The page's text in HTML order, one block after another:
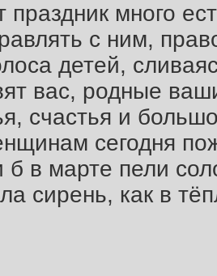
праздник много
с ним,
детей,
вас, родные
счастья и
сегодня
б в марте пели
сирень, как в